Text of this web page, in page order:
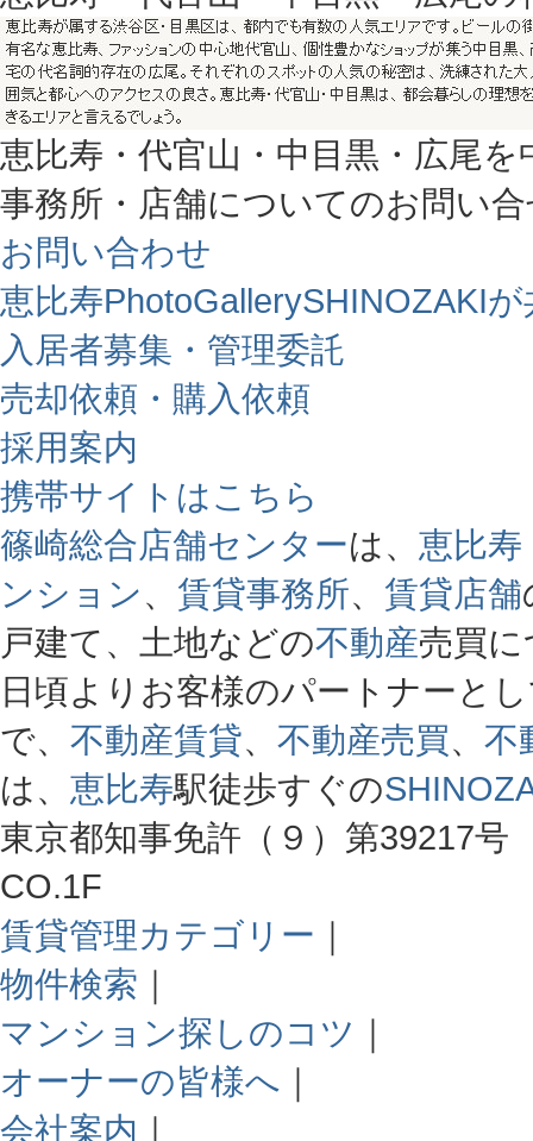
恵比寿・代官山・中目黒・広尾
事務所・店舗についてのお問い
お問い合わせ
恵比寿PhotoGallerySHINOZAKI
入居者募集・管理委託
売却依頼・購入依頼
採用案内
携帯サイトはこちら
篠崎総合店舗センターは、 恵比寿
ンション、 賃貸事務所、 賃貸店舗
戸建て、土地などの不動産売買
日頃よりお客様のパートナーと
で、 不動産賃貸、 不動産売買、 不
は、 恵比寿駅徒歩すぐの
東京都知事免許（９）第39217
CO.1F
賃貸管理カテゴリー ｜
物件検索 ｜
マンション探しのコツ ｜
オーナーの皆様へ ｜
会社案内 ｜